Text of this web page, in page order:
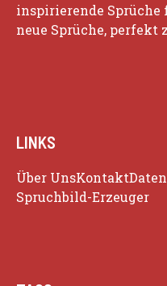
inspirierende Sprüche
neue Sprüche, perfekt
LINKS
Über UnsKontakt
Spruchbild-Erzeuger